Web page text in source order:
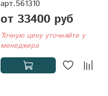
арт.561310
от 33400 руб
Точную цену уточняйте у
менеджера